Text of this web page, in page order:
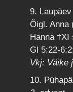
9. Laupäev
Õigl. Anna
Hanna †XI
Gl 5:22-
Vkj: Väike
10.